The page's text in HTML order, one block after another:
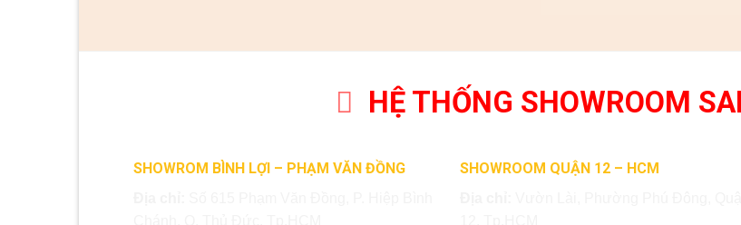
HỆ THỐNG SHOWROOM
SHOWROM BÌNH LỢI – PHẠM VĂN ĐỒNG SHOWROOM QUẬN 12 – HCM